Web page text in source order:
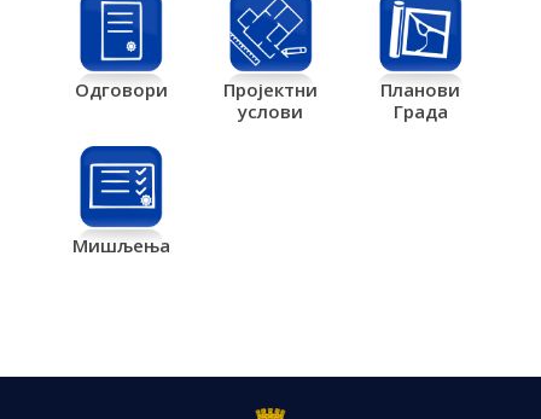
Одговори
Пројектни
услови
Планови
Града
Мишљења